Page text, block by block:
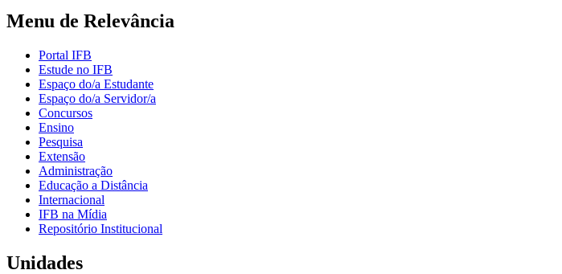
Menu de Relevância
Portal IFB
Estude no IFB
Espaço do/a Estudante
Espaço do/a Servidor/a
Concursos
Ensino
Pesquisa
Extensão
Administração
Educação a Distância
Internacional
IFB na Mídia
Repositório Institucional
Unidades